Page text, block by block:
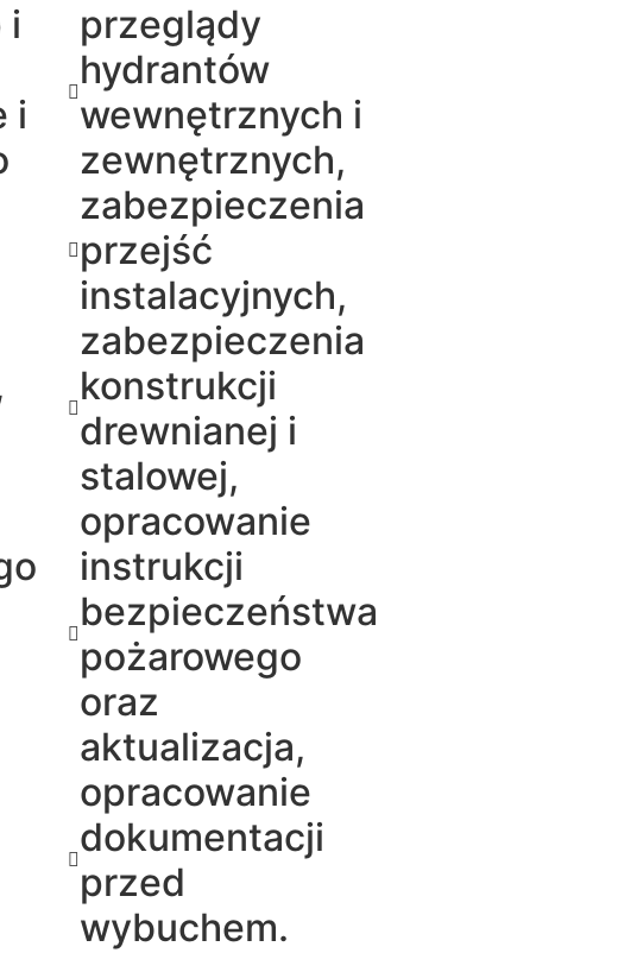
i
i
przeglądy
hydrantów
wewnętrznych i
zewnętrznych,
zabezpieczenia
przejść
instalacyjnych,
zabezpieczenia
konstrukcji
drewnianej i
stalowej,
opracowanie
instrukcji
bezpieczeństwa
pożarowego
oraz
aktualizacja,
opracowanie
dokumentacji
przed
wybuchem.